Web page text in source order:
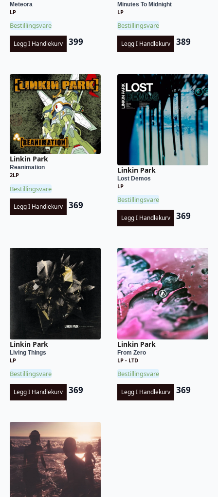
Meteora
LP
Bestillingsvare
Legg I Handlekurv 399
Minutes To Midnight
LP
Bestillingsvare
Legg I Handlekurv 389
Linkin Park
Reanimation
2LP
Bestillingsvare
Legg I Handlekurv 369
Linkin Park
Lost Demos
LP
Bestillingsvare
Legg I Handlekurv 369
Linkin Park
Living Things
LP
Bestillingsvare
Legg I Handlekurv 369
Linkin Park
From Zero
LP - LTD
Bestillingsvare
Legg I Handlekurv 369